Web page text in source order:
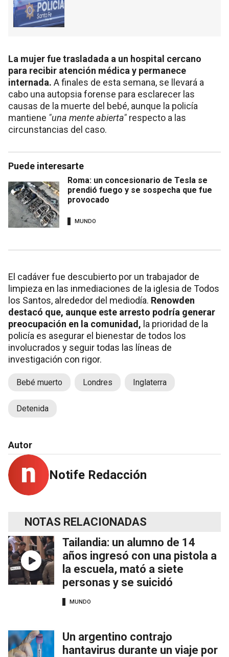
La mujer fue trasladada a un hospital cercano
para recibir atención médica y permanece
internada. A finales de esta semana, se llevará a
cabo una autopsia forense para esclarecer las
causas de la muerte del bebé, aunque la policía
mantiene "una mente abierta" respecto a las
circunstancias del caso.
Puede interesarte
Roma: un concesionario de Tesla se
prendió fuego y se sospecha que fue
provocado
MUNDO
El cadáver fue descubierto por un trabajador de
limpieza en las inmediaciones de la iglesia de Todos
los Santos, alrededor del mediodía. Renowden
destacó que, aunque este arresto podría generar
preocupación en la comunidad, la prioridad de la
policía es asegurar el bienestar de todos los
involucrados y seguir todas las líneas de
investigación con rigor.
Bebé muerto Londres Inglaterra
Detenida
Autor
Notife Redacción
NOTAS RELACIONADAS
Tailandia: un alumno de 14
años ingresó con una pistola a
la escuela, mató a siete
personas y se suicidó
MUNDO
Un argentino contrajo
hantavirus durante un viaje por